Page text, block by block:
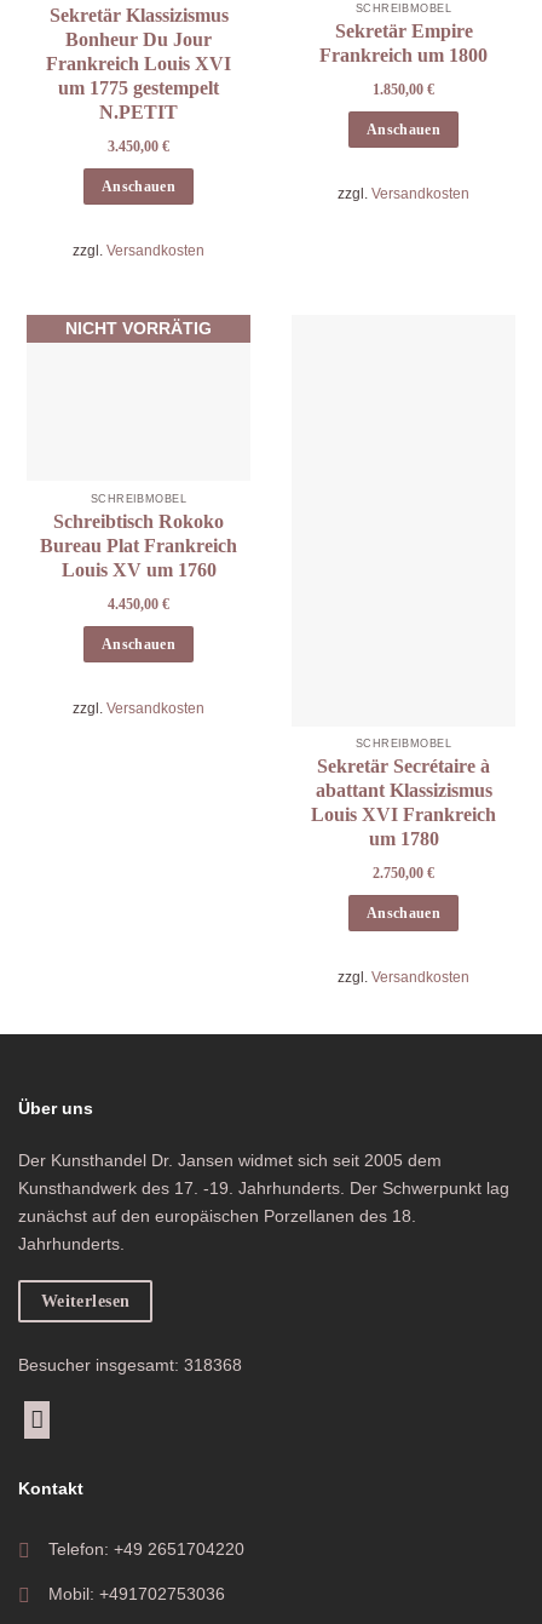
Sekretär Klassizismus
Bonheur Du Jour
Frankreich Louis XVI
um 1775 gestempelt
N.PETIT
3.450,00 €
Anschauen
zzgl. Versandkosten
SCHREIBMÖBEL
Sekretär Empire
Frankreich um 1800
1.850,00 €
Anschauen
zzgl. Versandkosten
NICHT VORRÄTIG
SCHREIBMÖBEL
Schreibtisch Rokoko
Bureau Plat Frankreich
Louis XV um 1760
4.450,00 €
Anschauen
zzgl. Versandkosten
SCHREIBMÖBEL
Sekretär Secrétaire à
abattant Klassizismus
Louis XVI Frankreich
um 1780
2.750,00 €
Anschauen
zzgl. Versandkosten
Über uns
Der Kunsthandel Dr. Jansen widmet sich seit 2005 dem
Kunsthandwerk des 17. -19. Jahrhunderts. Der Schwerpunkt lag
zunächst auf den europäischen Porzellanen des 18.
Jahrhunderts.
Weiterlesen
Besucher insgesamt: 318368
Kontakt
Telefon: +49 2651704220
Mobil: +491702753036